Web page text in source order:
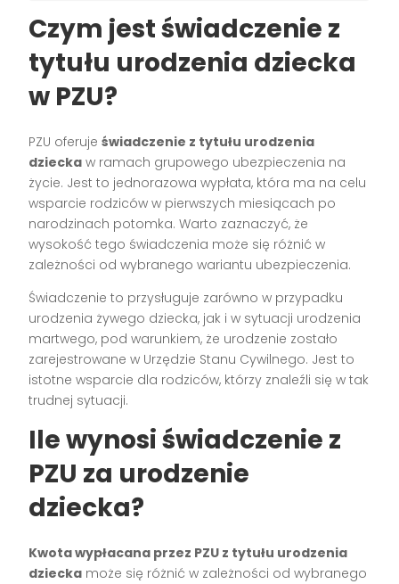
Czym jest świadczenie z
tytułu urodzenia dziecka
w PZU?
PZU oferujeświadczenie z tytułu urodzenia
dziecka w ramach grupowego ubezpieczenia na
życie. Jest to jednorazowa wypłata, która ma na celu
wsparcie rodziców w pierwszych miesiącach po
narodzinach potomka. Warto zaznaczyć, że
wysokość tego świadczenia może się różnić w
zależności od wybranego wariantu ubezpieczenia.
Świadczenie to przysługuje zarówno w przypadku
urodzenia żywego dziecka, jak i w sytuacji urodzenia
martwego, pod warunkiem, że urodzenie zostało
zarejestrowane w Urzędzie Stanu Cywilnego. Jest to
istotne wsparcie dla rodziców, którzy znaleźli się w tak
trudnej sytuacji.
Ile wynosi świadczenie z
PZU za urodzenie
dziecka?
Kwota wypłacana przez PZU z tytułu urodzenia
dziecka może się różnić w zależności od wybranego